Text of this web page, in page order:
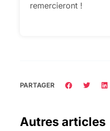
remercieront !
PARTAGER
Autres articles